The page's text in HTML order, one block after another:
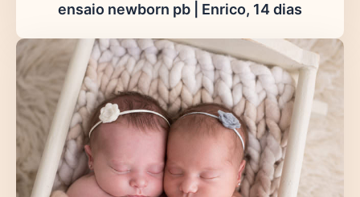
ensaio newborn pb | Enrico, 14 dias